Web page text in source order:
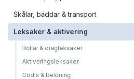
Skålar, bäddar & transport
Leksaker & aktivering
Bollar & dragleksaker
Aktiveringsleksaker
Godis & belöning